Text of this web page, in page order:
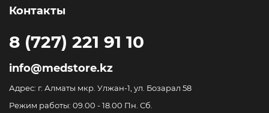
Контакты
8 (727) 221 91 10
info@medstore.kz
Адрес: г. Алматы мкр. Улжан-1, ул. Бозарал 58
Режим работы: 09.00 - 18.00 Пн. Сб.